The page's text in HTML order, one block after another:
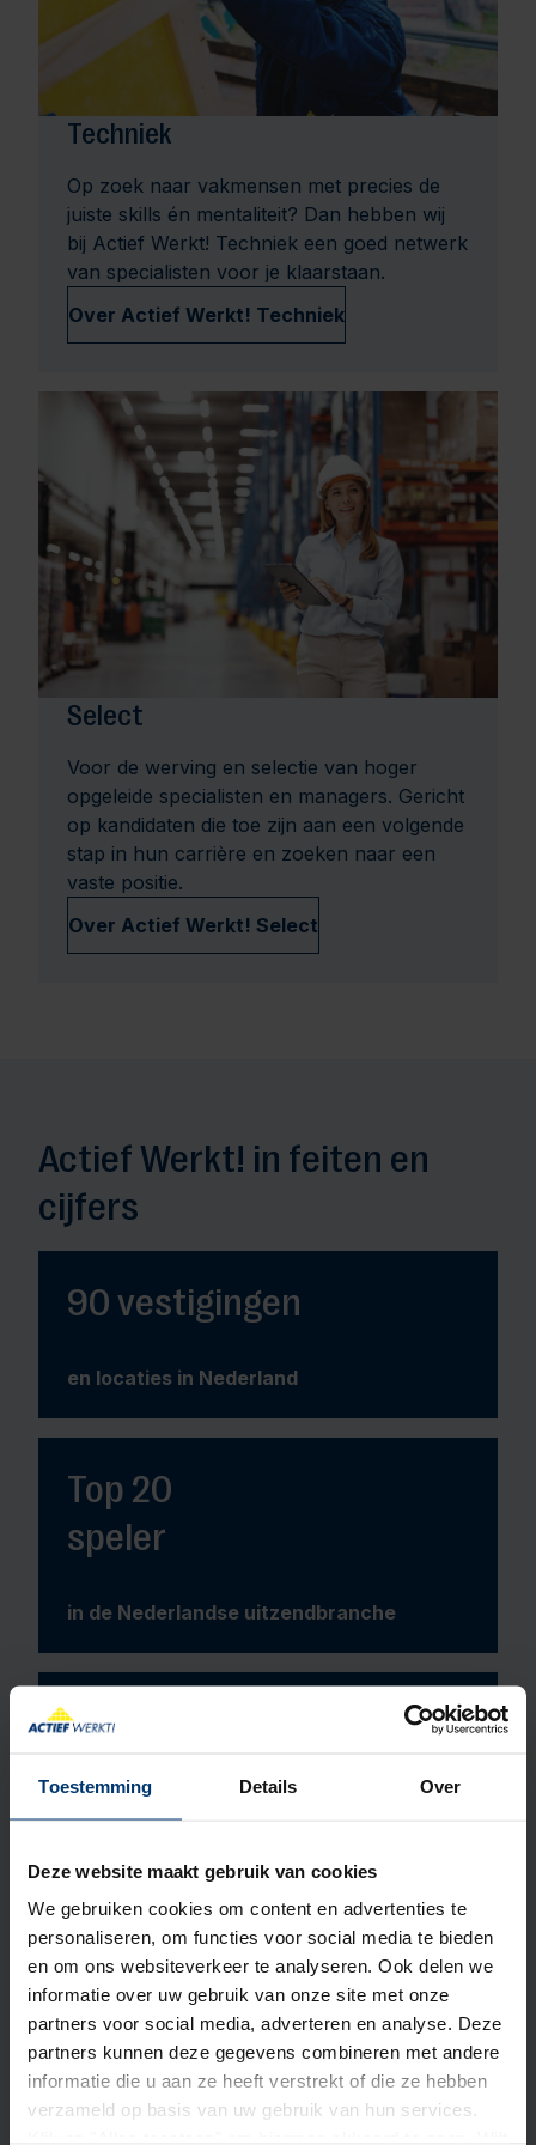
Toestemming Details Over
Deze website maakt gebruik van cookies
We gebruiken cookies om content en advertenties te
personaliseren, om functies voor social media te bieden
en om ons websiteverkeer te analyseren. Ook delen we
informatie over uw gebruik van onze site met onze
partners voor social media, adverteren en analyse. Deze
partners kunnen deze gegevens combineren met andere
informatie die u aan ze heeft verstrekt of die ze hebben
verzameld op basis van uw gebruik van hun services.
Techniek
Op zoek naar vakmensen met precies de
juiste skills én mentaliteit? Dan hebben wij
bij Actief Werkt! Techniek een goed netwerk
van specialisten voor je klaarstaan.
Over Actief Werkt! Techniek
Select
Voor de werving en selectie van hoger
opgeleide specialisten en managers. Gericht
op kandidaten die toe zijn aan een volgende
stap in hun carrière en zoeken naar een
vaste positie.
Over Actief Werkt! Select
Actief Werkt! in feiten en
cijfers
90 vestigingen
en locaties in Nederland
Top 20
speler
in de Nederlandse uitzendbranche
6.000 flexkrachten
dagelijks actief aan het werk
PSO 3
behaald
... de hoogste trede van de
Prestatieladder Socialer Ondernemen
(PSO)